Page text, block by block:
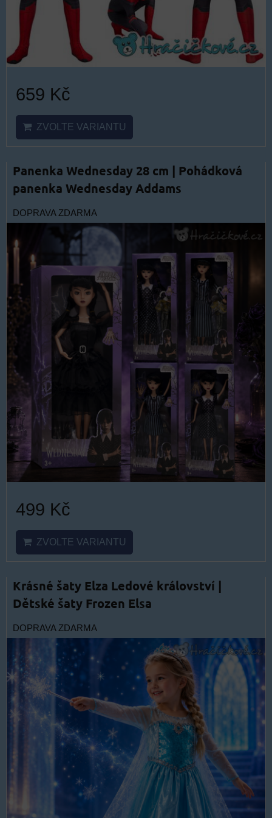
659 Kč
ZVOLTE VARIANTU
Panenka Wednesday 28 cm | Pohádková
panenka Wednesday Addams
DOPRAVA ZDARMA
499 Kč
ZVOLTE VARIANTU
Krásné šaty Elza Ledové království |
Dětské šaty Frozen Elsa
DOPRAVA ZDARMA